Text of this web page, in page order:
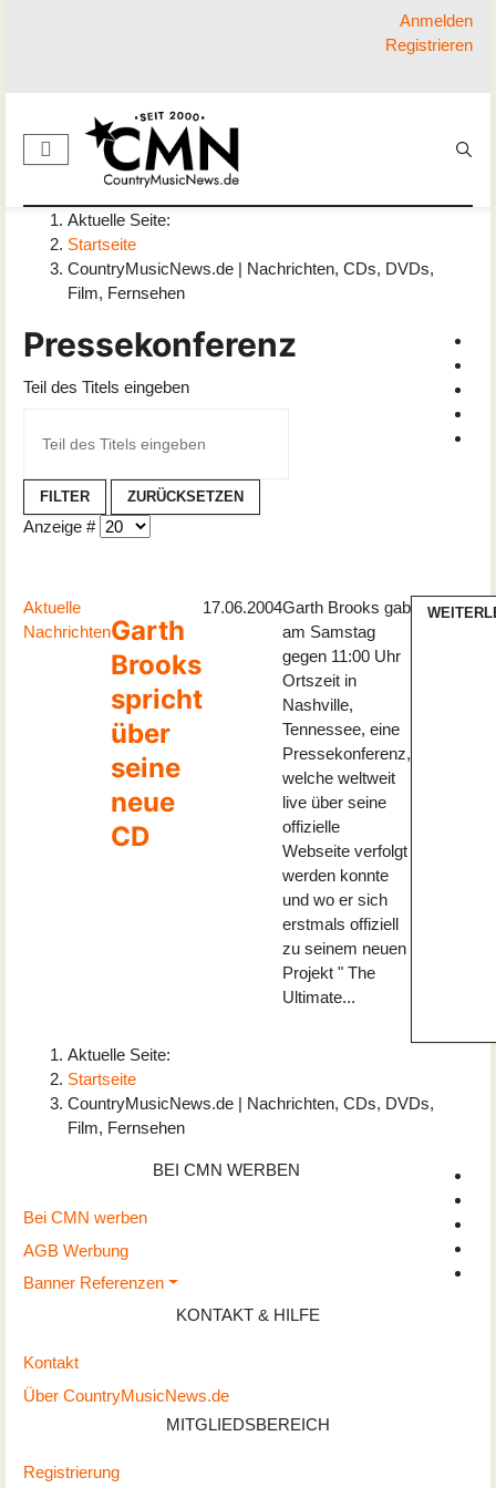
Anmelden
Registrieren
Aktuelle Seite:
Startseite
CountryMusicNews.de | Nachrichten, CDs, DVDs,
Film, Fernsehen
Pressekonferenz
Teil des Titels eingeben
FILTER ZURÜCKSETZEN
Anzeige #
Aktuelle
NachrichtenGarth
Brooks
spricht
über
seine
neue
CD
17.06.2004Garth Brooks gab
am Samstag
gegen 11:00 Uhr
Ortszeit in
Nashville,
Tennessee, eine
Pressekonferenz,
welche weltweit
live über seine
offizielle
Webseite verfolgt
werden konnte
und wo er sich
erstmals offiziell
zu seinem neuen
Projekt " The
Ultimate...
Aktuelle Seite:
Startseite
CountryMusicNews.de | Nachrichten, CDs, DVDs,
Film, Fernsehen
BEI CMN WERBEN
Bei CMN werben
AGB Werbung
Banner Referenzen
KONTAKT & HILFE
Kontakt
Über CountryMusicNews.de
MITGLIEDSBEREICH
Registrierung